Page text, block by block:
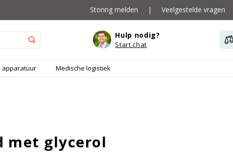
Storing melden | Veelgestelde vragen
Hulp nodig?
Start chat
apparatuur Medische logistiek
met glycerol